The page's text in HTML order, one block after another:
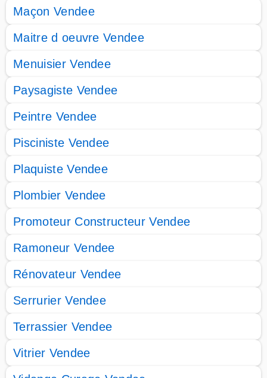
Maçon Vendee
Maitre d oeuvre Vendee
Menuisier Vendee
Paysagiste Vendee
Peintre Vendee
Pisciniste Vendee
Plaquiste Vendee
Plombier Vendee
Promoteur Constructeur Vendee
Ramoneur Vendee
Rénovateur Vendee
Serrurier Vendee
Terrassier Vendee
Vitrier Vendee